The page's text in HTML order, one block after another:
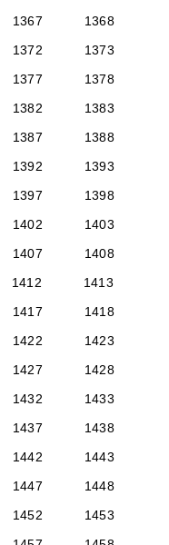
1367
1368
1372
1373
1377
1378
1382
1383
1387
1388
1392
1393
1397
1398
1402
1403
1407
1408
1412
1413
1417
1418
1422
1423
1427
1428
1432
1433
1437
1438
1442
1443
1447
1448
1452
1453